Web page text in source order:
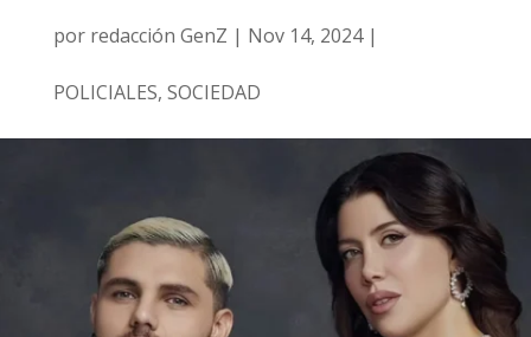
por redacción GenZ | Nov 14, 2024|
POLICIALES, SOCIEDAD